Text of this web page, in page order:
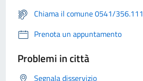
Chiama il comune 0541/356.111
Prenota un appuntamento
Problemi in città
Segnala disservizio